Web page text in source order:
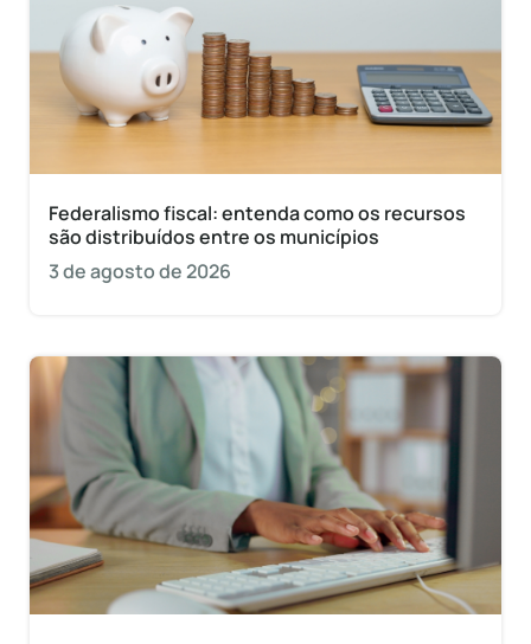
Federalismo fiscal: entenda como os recursos
são distribuídos entre os municípios
3 de agosto de 2026